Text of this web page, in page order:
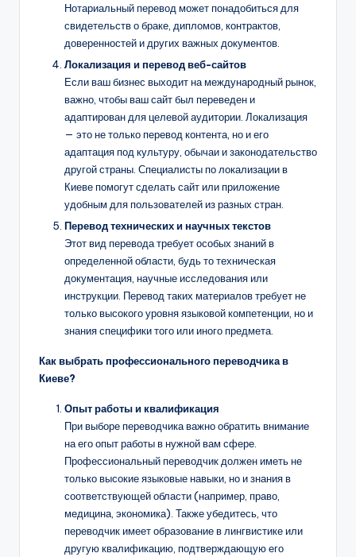
Нотариальный перевод может понадобиться для
свидетельств о браке, дипломов, контрактов,
доверенностей и других важных документов.
Локализация и перевод веб-сайтов
Если ваш бизнес выходит на международный рынок,
важно, чтобы ваш сайт был переведен и
адаптирован для целевой аудитории. Локализация
— это не только перевод контента, но и его
адаптация под культуру, обычаи и законодательство
другой страны. Специалисты по локализации в
Киеве помогут сделать сайт или приложение
удобным для пользователей из разных стран.
Перевод технических и научных текстов
Этот вид перевода требует особых знаний в
определенной области, будь то техническая
документация, научные исследования или
инструкции. Перевод таких материалов требует не
только высокого уровня языковой компетенции, но и
знания специфики того или иного предмета.
Как выбрать профессионального переводчика в
Киеве?
Опыт работы и квалификация
При выборе переводчика важно обратить внимание
на его опыт работы в нужной вам сфере.
Профессиональный переводчик должен иметь не
только высокие языковые навыки, но и знания в
соответствующей области (например, право,
медицина, экономика). Также убедитесь, что
переводчик имеет образование в лингвистике или
другую квалификацию, подтверждающую его